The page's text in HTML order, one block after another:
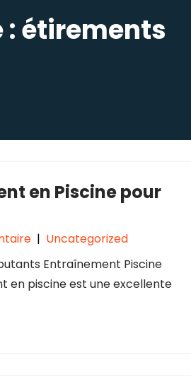
:étirements
en Piscine pour
| Uncategorized
Entraînement Piscine
en piscine est une excellente